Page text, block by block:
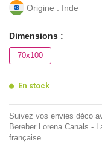
Origine : Inde
Dimensions :
70x100
En stock
Suivez vos envies déco
Bereber Lorena Canals -
française